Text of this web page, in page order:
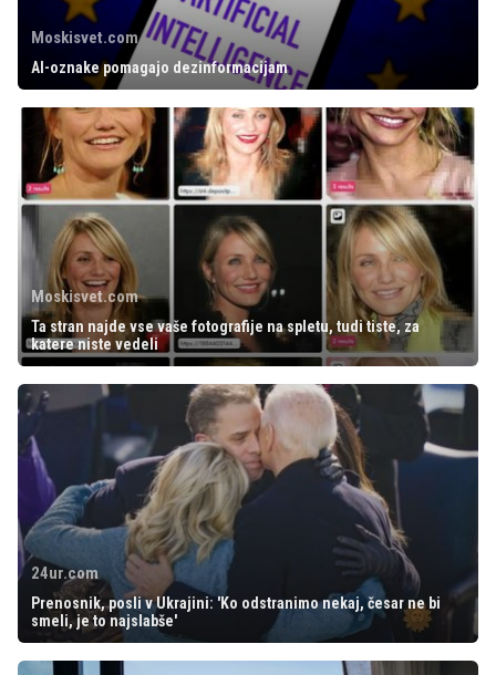
Moskisvet.com
AI-oznake pomagajo dezinformacijam
Moskisvet.com
Ta stran najde vse vaše fotografije na spletu, tudi tiste, za
katere niste vedeli
24ur.com
Prenosnik, posli v Ukrajini: 'Ko odstranimo nekaj, česar ne bi
smeli, je to najslabše'